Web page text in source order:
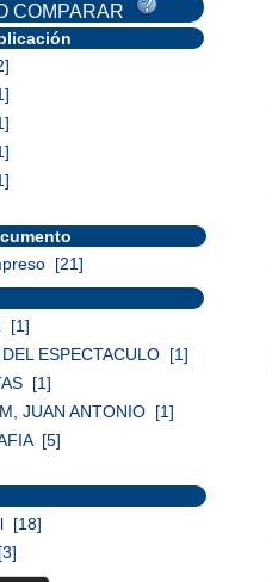
COMPARAR
[21]
[1]
ESPECTACULO [1]
[1]
JUAN ANTONIO [1]
[5]
[18]
[3]